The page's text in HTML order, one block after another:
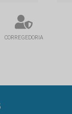
CORREGEDORIA